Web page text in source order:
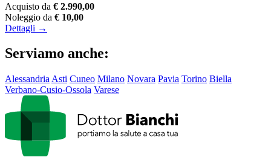
Acquisto da € 2.990,00
Noleggio da € 10,00
Dettagli →
Serviamo anche:
Alessandria Asti Cuneo Milano Novara Pavia Torino Biella
Verbano-Cusio-Ossola Varese